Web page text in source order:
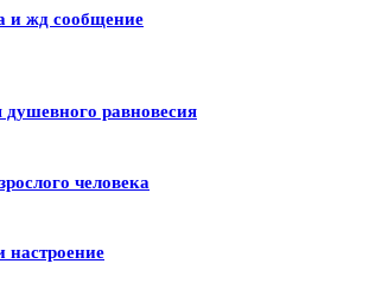
и жд сообщение
равновесия
человека
настроение